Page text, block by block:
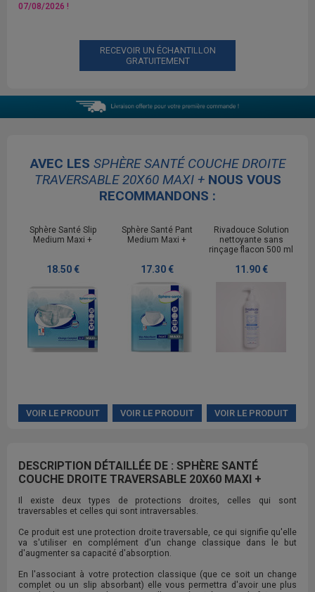
07/08/2026 !
RECEVOIR UN ÉCHANTILLON
GRATUITEMENT
AVEC LES SPHÈRE SANTÉ COUCHE DROITE
TRAVERSABLE 20X60 MAXI +NOUS VOUS
RECOMMANDONS :
Sphère Santé Slip
Medium Maxi +
18.50 €
VOIR LE PRODUIT
Sphère Santé Pant
Medium Maxi +
17.30 €
VOIR LE PRODUIT
Rivadouce Solution
nettoyante sans
rinçage flacon 500 ml
11.90 €
VOIR LE PRODUIT
DESCRIPTION DÉTAILLÉE DE : SPHÈRE SANTÉ
COUCHE DROITE TRAVERSABLE 20X60 MAXI +
Il existe deux types de protections droites, celles qui sont
traversables et celles qui sont intraversables.
Ce produit est une protection droite traversable, ce qui signifie qu'elle
va s'utiliser en complément d'un change classique dans le but
d'augmenter sa capacité d'absorption.
En l'associant à votre protection classique (que ce soit un change
complet ou un slip absorbant) elle vous permettra d'avoir une plus